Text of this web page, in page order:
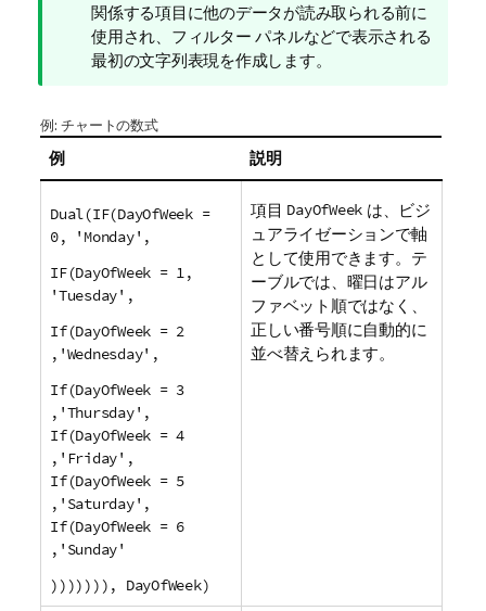
ン
ト
メ
関係する項目に他のデータが読み取られる前に
使用され、フィルター パネルなどで表示される
最初の文字列表現を作成します。
例: チャートの数式
例 説明
Dual(IF(DayOfWeek =
0, 'Monday',
IF(DayOfWeek = 1,
'Tuesday',
If(DayOfWeek = 2
,'Wednesday',
If(DayOfWeek = 3
,'Thursday',
If(DayOfWeek = 4
,'Friday',
If(DayOfWeek = 5
,'Saturday',
If(DayOfWeek = 6
,'Sunday'
))))))), DayOfWeek)
項目 DayOfWeek は、ビジ
ュアライゼーションで軸
として使用できます。テ
ーブルでは、曜日はアル
ファベット順ではなく、
正しい番号順に自動的に
並べ替えられます。